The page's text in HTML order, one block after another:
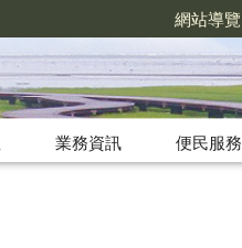
網站導覽
業務資訊 便民服務